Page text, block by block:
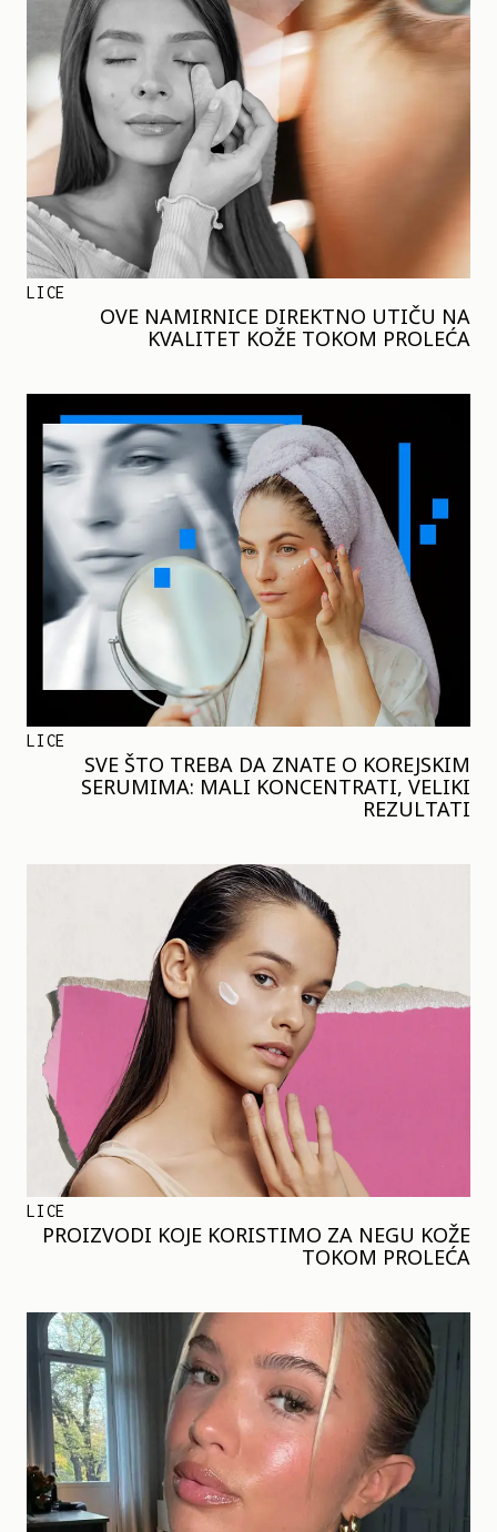
LICE
OVE NAMIRNICE DIREKTNO UTIČU NA
KVALITET KOŽE TOKOM PROLEĆA
LICE
SVE ŠTO TREBA DA ZNATE O KOREJSKIM
SERUMIMA: MALI KONCENTRATI, VELIKI
REZULTATI
LICE
PROIZVODI KOJE KORISTIMO ZA NEGU KOŽE
TOKOM PROLEĆA